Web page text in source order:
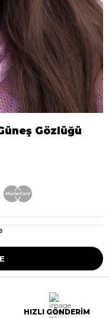
Gözlüğü
HIZLI GÖNDERİM